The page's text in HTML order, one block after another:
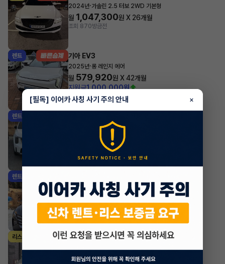
2024년·가솔린 2.5 터보 2WD 기본형
월 1,047,300원 X 26개월
조회 870방금전
렌트 기아 EV3
2025년·롱 레인지 에어
월 579,920원 X42개월
지원금1,000,000원
조회 7,264방금전
렌트
2.2 디젤 4WD 5인승 시그니처 그래비티
744,700원 X
1,000,000원
조회 1,177방금전
렌트
2024년 1.6 터보 하이브리드 2WD 프리미엄
월 547,580원 X 28개월
조회 2,086 방금전
리스 제네시스 GV70
월1,112,190원 X38개월
[필독] 이어카 사칭 사기 주의 안내 ×